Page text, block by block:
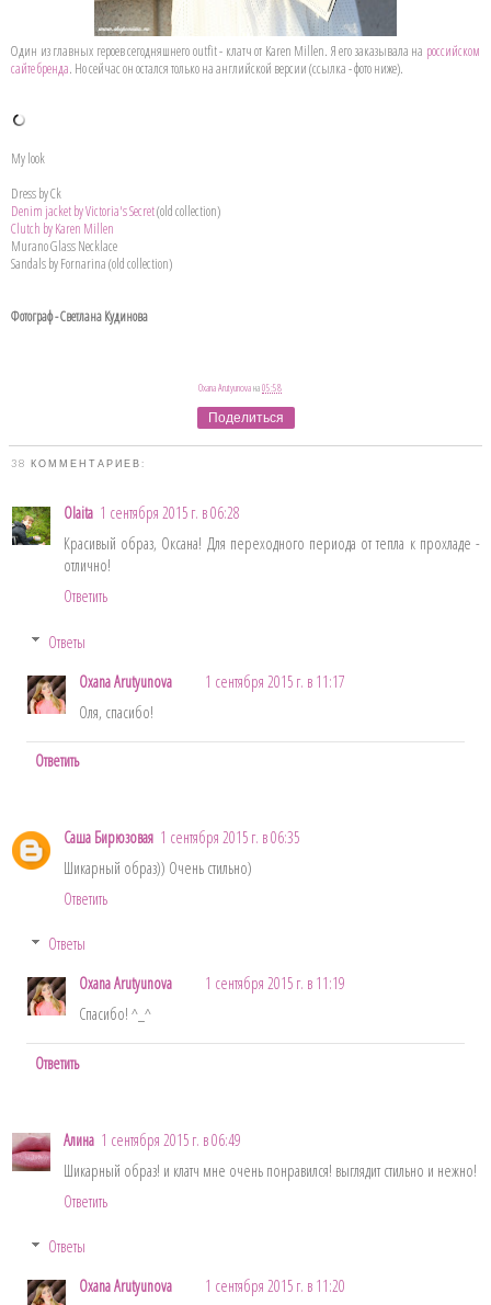
Один из главных героев сегодняшнего outfit - клатч от Karen Millen. Я его заказывала на российском
сайте бренда. Но сейчас он остался только на английской версии (ссылка - фото ниже).
My look
Dress by Ck
Denim jacket by Victoria's Secret(old collection)
Clutch by Karen Millen
Murano Glass Necklace
Sandals by Fornarina (old collection)
Фотограф - Светлана Кудинова
Oxana Arutyunovaна05:58
Поделиться
38 КОММЕНТАРИЕВ:
Olaita 1 сентября 2015 г. в 06:28
Красивый образ, Оксана! Для переходного периода от тепла к прохладе -
отлично!
Ответить
Ответы
Oxana Arutyunova
1 сентября 2015 г. в 11:17
Оля, спасибо!
Ответить
Саша Бирюзовая 1 сентября 2015 г. в 06:35
Шикарный образ)) Очень стильно)
Ответить
Ответы
Oxana Arutyunova
1 сентября 2015 г. в 11:19
Спасибо! ^_^
Ответить
Алина 1 сентября 2015 г. в 06:49
Шикарный образ! и клатч мне очень понравился! выглядит стильно и нежно!
Ответить
Ответы
Oxana Arutyunova
1 сентября 2015 г. в 11:20